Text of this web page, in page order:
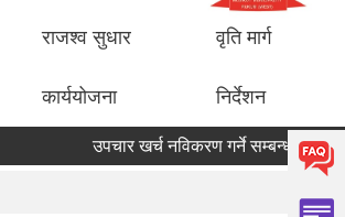
राजश्व सुधार
कार्ययोजना
वृति मार्ग
निर्देशन
उपचार खर्च नविकरण गर्ने सम्बन्धमा